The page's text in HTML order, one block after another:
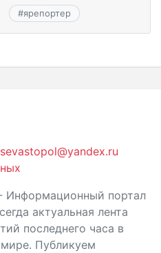
#ярепортер
Информационный портал
актуальная лента
последнего часа в
Публикуем